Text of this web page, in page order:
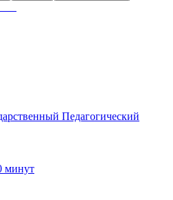
Педагогический
минут